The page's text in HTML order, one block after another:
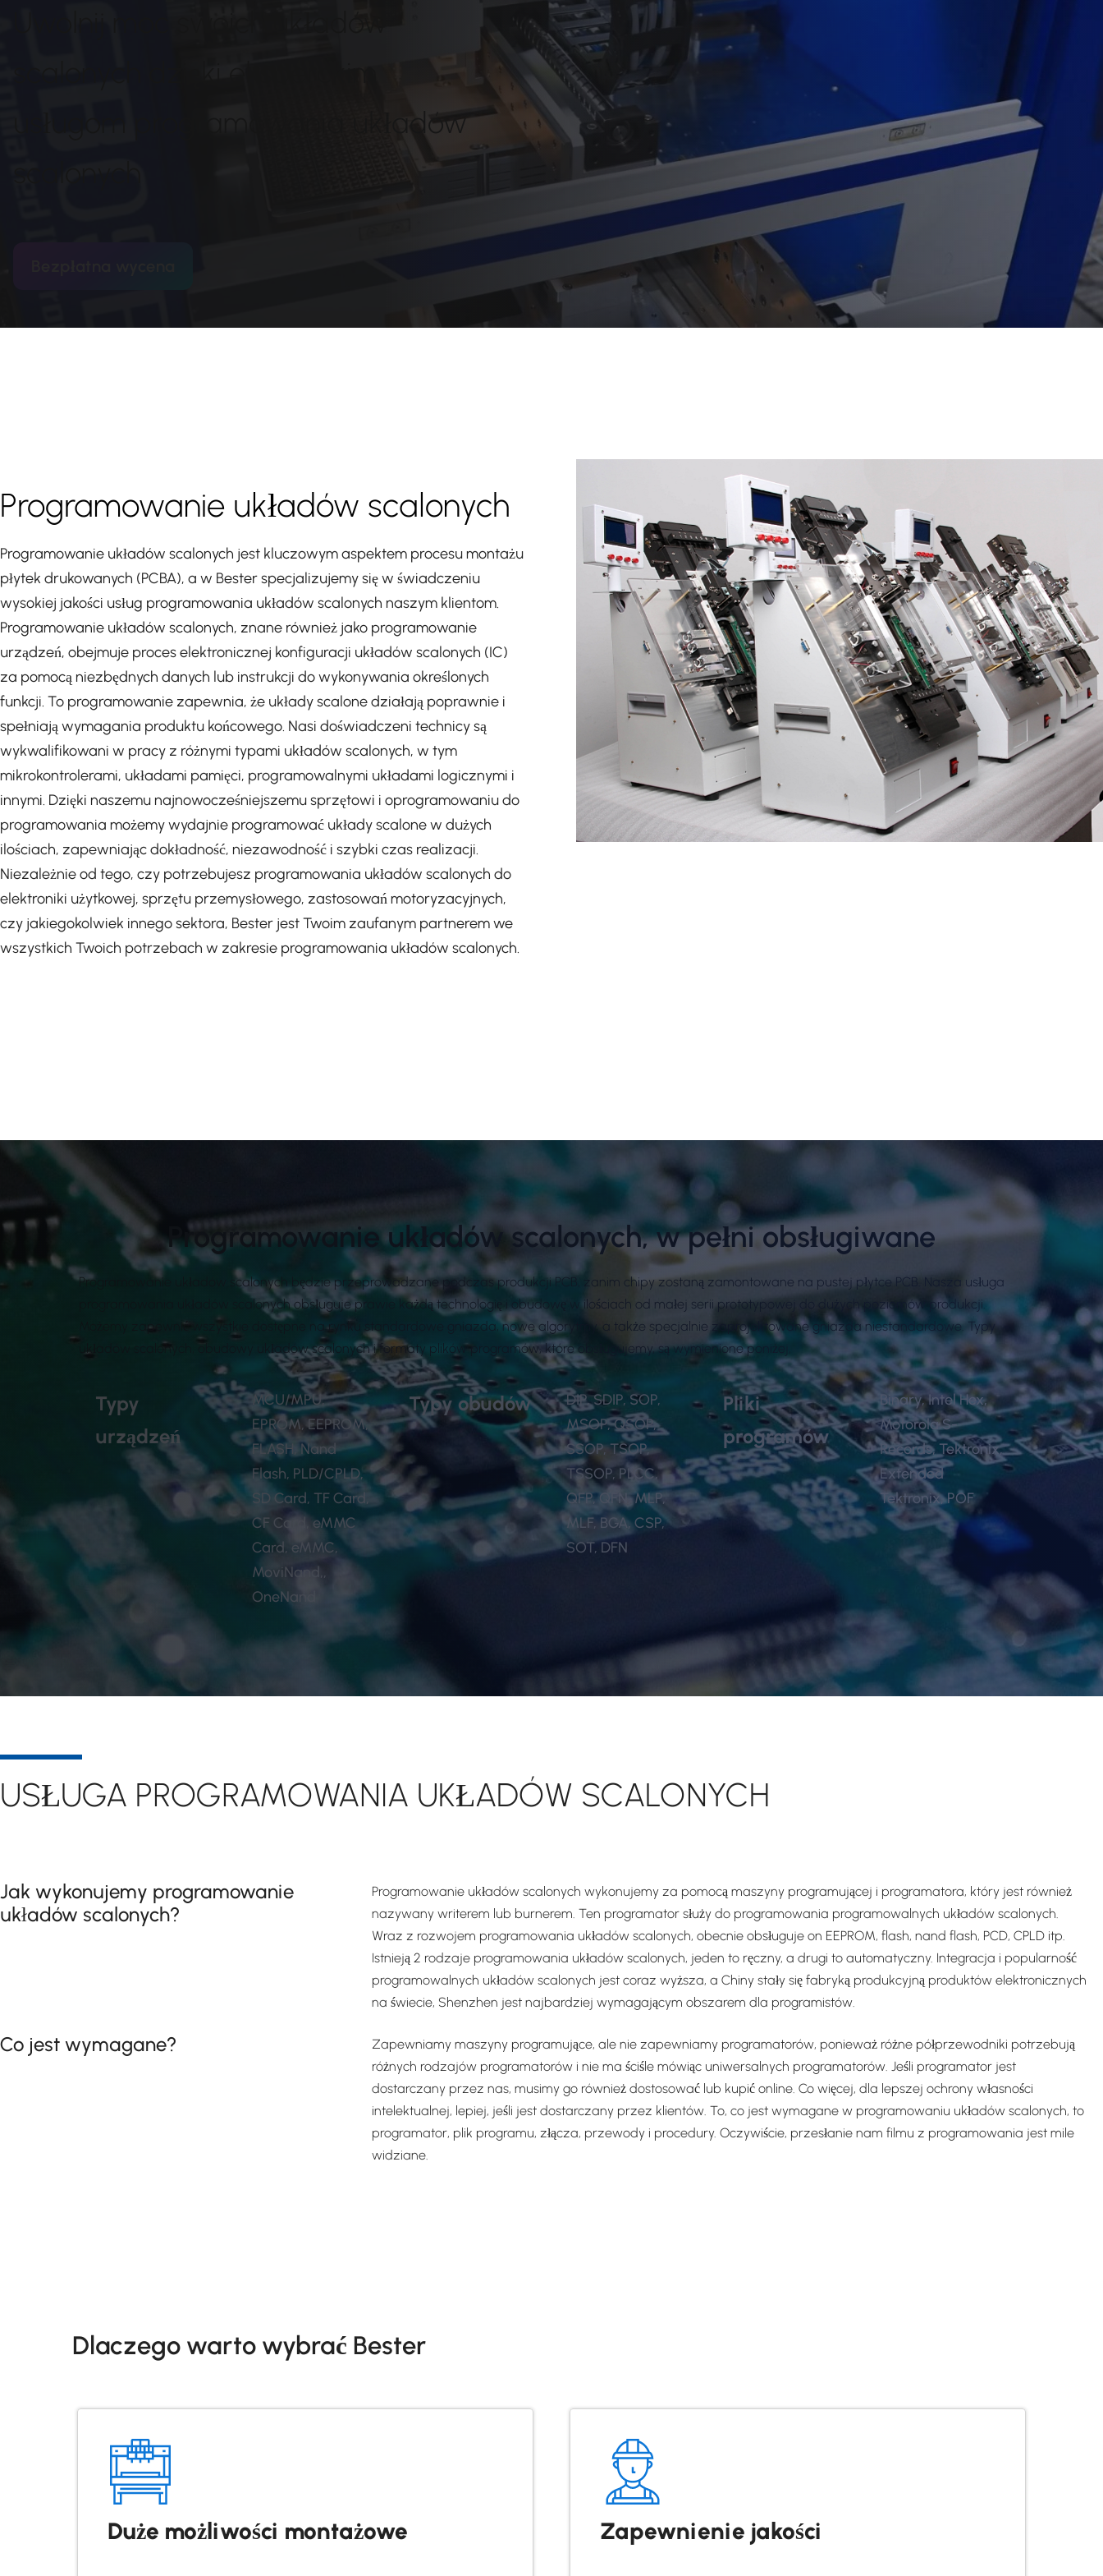
usługom programowania układów
Programowanie układów scalonych
Programowanie układów scalonych jest kluczowym aspektem procesu montażu
płytek drukowanych (PCBA), a w Bester specjalizujemy się w świadczeniu
wysokiej jakości usług programowania układów scalonych naszym klientom.
Programowanie układów scalonych, znane również jako programowanie
urządzeń, obejmuje proces elektronicznej konfiguracji układów scalonych (IC)
za pomocą niezbędnych danych lub instrukcji do wykonywania określonych
funkcji. To programowanie zapewnia, że układy scalone działają poprawnie i
spełniają wymagania produktu końcowego. Nasi doświadczeni technicy są
wykwalifikowani w pracy z różnymi typami układów scalonych, w tym
mikrokontrolerami, układami pamięci, programowalnymi układami logicznymi i
innymi. Dzięki naszemu najnowocześniejszemu sprzętowi i oprogramowaniu do
programowania możemy wydajnie programować układy scalone w dużych
ilościach, zapewniając dokładność, niezawodność i szybki czas realizacji.
Niezależnie od tego, czy potrzebujesz programowania układów scalonych do
elektroniki użytkowej, sprzętu przemysłowego, zastosowań motoryzacyjnych,
czy jakiegokolwiek innego sektora, Bester jest Twoim zaufanym partnerem we
wszystkich Twoich potrzebach w zakresie programowania układów scalonych.
Programowanie układów scalonych, w pełni obsługiwane
Programowanie układów scalonych będzie przeprowadzane podczas produkcji PCB, zanim chipy zostaną zamontowane na pustej płytce PCB. Nasza usługa
programowania układów scalonych obsługuje prawie każdą technologię i obudowę w ilościach od małej serii prototypowej do dużych poziomów produkcji.
Możemy zapewnić wszystkie dostępne na rynku standardowe gniazda, nowe algorytmy, a także specjalnie zaprojektowane gniazda niestandardowe. Typy
układów scalonych, obudowy układów scalonych i formaty plików programów, które obsługujemy, są wymienione poniżej,
Typy
urządzeń
MCU/MPU,
EPROM, EEPROM,
FLASH, Nand
Flash, PLD/CPLD,
SD Card, TF Card,
CF Card, eMMC
Card, eMMC,
MoviNand,,
OneNand
Typy obudów
DIP, SDIP, SOP,
MSOP, QSOP,
SSOP, TSOP,
TSSOP, PLCC,
QFP, QFN, MLP,
MLF, BGA, CSP,
SOT, DFN
Pliki
programów
Binary, Intel Hex,
Motorola S-
Records, Tektronix,
Extended
Tektronix, POF
USŁUGA PROGRAMOWANIA UKŁADÓW SCALONYCH
Jak wykonujemy programowanie
układów scalonych?
Programowanie układów scalonych wykonujemy za pomocą maszyny programującej i programatora, który jest również
nazywany writerem lub burnerem. Ten programator służy do programowania programowalnych układów scalonych.
Wraz z rozwojem programowania układów scalonych, obecnie obsługuje on EEPROM, flash, nand flash, PCD, CPLD itp.
Istnieją 2 rodzaje programowania układów scalonych, jeden to ręczny, a drugi to automatyczny. Integracja i popularność
programowalnych układów scalonych jest coraz wyższa, a Chiny stały się fabryką produkcyjną produktów elektronicznych
na świecie, Shenzhen jest najbardziej wymagającym obszarem dla programistów.
Co jest wymagane?
Zapewniamy maszyny programujące, ale nie zapewniamy programatorów, ponieważ różne półprzewodniki potrzebują
różnych rodzajów programatorów i nie ma ściśle mówiąc uniwersalnych programatorów. Jeśli programator jest
dostarczany przez nas, musimy go również dostosować lub kupić online. Co więcej, dla lepszej ochrony własności
intelektualnej, lepiej, jeśli jest dostarczany przez klientów. To, co jest wymagane w programowaniu układów scalonych, to
programator, plik programu, złącza, przewody i procedury. Oczywiście, przesłanie nam filmu z programowania jest mile
widziane.
Dlaczego warto wybrać Bester
Duże możliwości montażowe Zapewnienie jakości